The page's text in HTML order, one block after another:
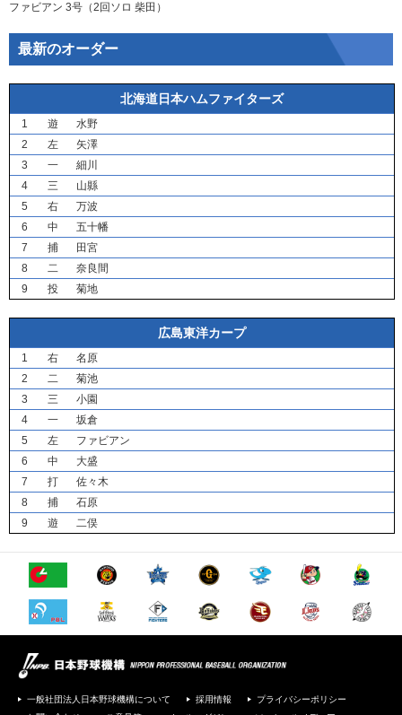
ファビアン 3号（2回ソロ 柴田 ）
最新のオーダー
北海道日本ハムファイターズ
1 遊
水野
2
左
矢澤
3
一
細川
4
三
山縣
5
右
万波
6
中
五十幡
7
捕
田宮
8
二
奈良間
9
投 菊地
広島東洋カープ
1 右
名原
2
二
菊池
3
三
小園
4
一
坂倉
5
左
ファビアン
6
中
大盛
7
打
佐々木
8
捕
石原
9
遊 二俣
一般社団法人日本野球機構について 採用情報
プライバシーポリシー